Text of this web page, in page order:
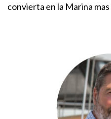
convierta en la Marina